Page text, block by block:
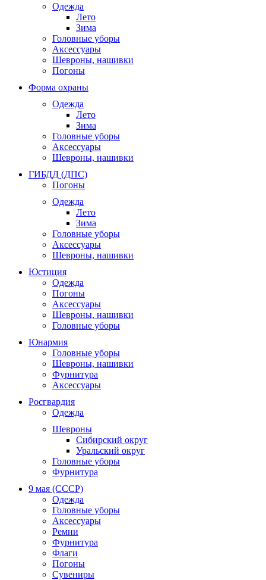
Одежда
Лето
Зима
Головные уборы
Аксессуары
Шевроны, нашивки
Погоны
Форма охраны
Одежда
Лето
Зима
Головные уборы
Аксессуары
Шевроны, нашивки
ГИБДД (ДПС)
Погоны
Одежда
Лето
Зима
Головные уборы
Аксессуары
Шевроны, нашивки
Юстиция
Одежда
Погоны
Аксессуары
Шевроны, нашивки
Головные уборы
Юнармия
Головные уборы
Шевроны, нашивки
Фурнитура
Аксессуары
Росгвардия
Одежда
Шевроны
Сибирский округ
Уральский округ
Головные уборы
Фурнитура
9 мая (СССР)
Одежда
Головные уборы
Аксессуары
Ремни
Фурнитура
Флаги
Погоны
Сувениры